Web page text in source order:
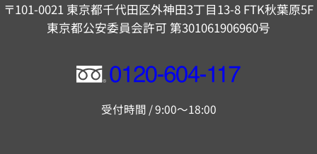
〒101-0021 東京都千代田区外神田3丁目13-8 FTK秋葉原5F
東京都公安委員会許可 第301061906960号
フ
ー
受付時間 / 9:00～18:00